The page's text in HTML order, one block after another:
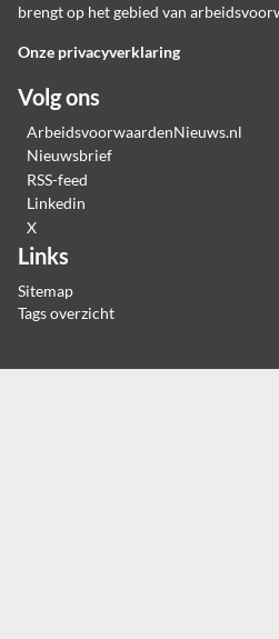
brengt op het gebied van
Onze privacyverklaring
Volg ons
ArbeidsvoorwaardenNieuws.nl
Nieuwsbrief
RSS-feed
Linkedin
X
Links
Sitemap
Tags overzicht